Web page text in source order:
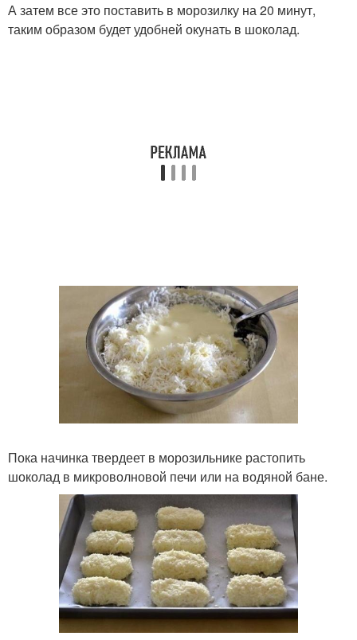
А затем все это поставить в морозилку на 20 минут,
таким образом будет удобней окунать в шоколад.
Пока начинка твердеет в морозильнике растопить
шоколад в микроволновой печи или на водяной бане.